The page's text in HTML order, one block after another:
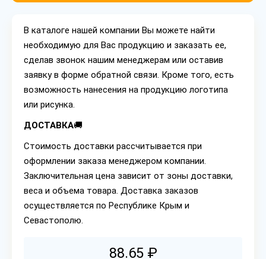
В каталоге нашей компании Вы можете найти
необходимую для Вас продукцию и заказать ее,
сделав звонок нашим менеджерам или оставив
заявку в форме обратной связи. Кроме того, есть
возможность нанесения на продукцию логотипа
или рисунка.
ДОСТАВКА🚚
Стоимость доставки рассчитывается при
оформлении заказа менеджером компании.
Заключительная цена зависит от зоны доставки,
веса и объема товара. Доставка заказов
осуществляется по Республике Крым и
Севастополю.
88.65 ₽